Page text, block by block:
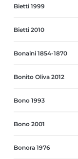
Bietti 1999
Bietti 2010
Bonaini 1854-1870
Bonito Oliva 2012
Bono 1993
Bono 2001
Bonora 1976